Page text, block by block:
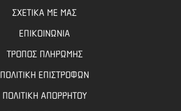
ΣΧΕΤΙΚΑ ΜΕ ΜΑΣ
ΕΠΙΚΟΙΝΩΝΙΑ
ΤΡΟΠΟΣ ΠΛΗΡΩΜΗΣ
ΠΟΛΙΤΙΚΗ ΕΠΙΣΤΡΟΦΩΝ
ΠΟΛΙΤΙΚΗ ΑΠΟΡΡΗΤΟΥ